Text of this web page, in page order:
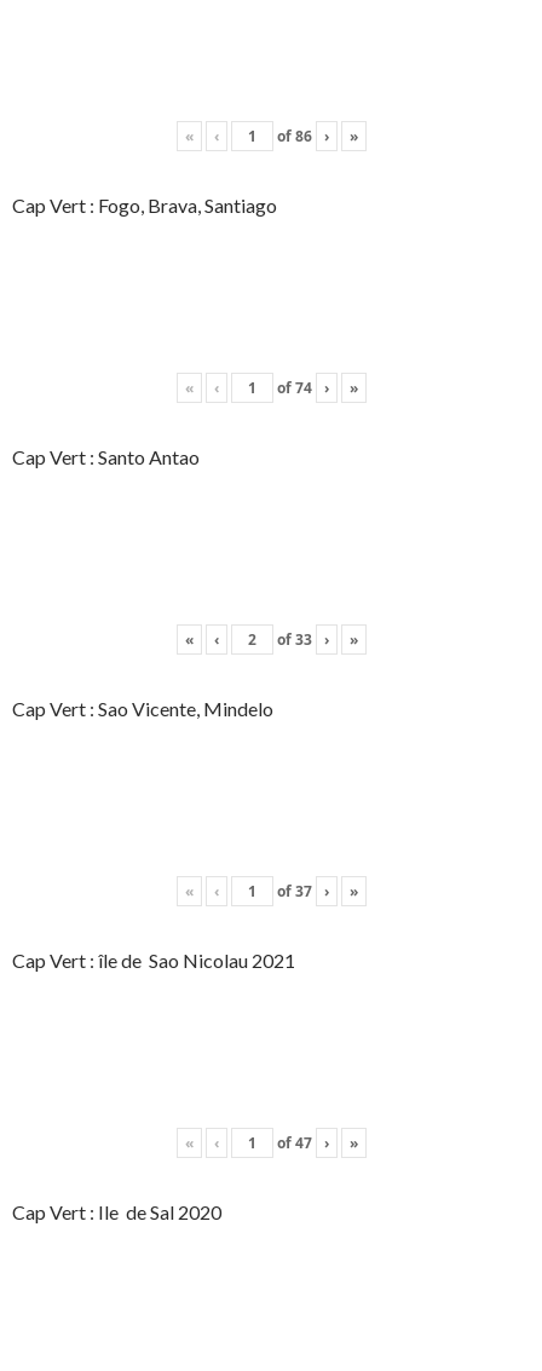
« ‹ of86 › »
Cap Vert : Fogo, Brava, Santiago
« ‹ of74 › »
Cap Vert : Santo Antao
« ‹ of33 › »
Cap Vert : Sao Vicente, Mindelo
« ‹ of37 › »
Cap Vert : île de Sao Nicolau 2021
« ‹ of47 › »
Cap Vert : Ile de Sal 2020